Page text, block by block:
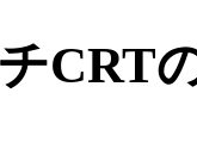
CRT